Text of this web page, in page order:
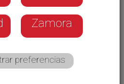
de San Juan y
junio. Toca mirar hacia
citas del verano es el Boina
su cartel para la que
edición.
Zamora
preferencias